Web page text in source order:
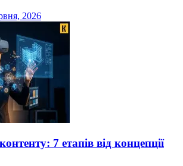
2026
7 етапів від концепції